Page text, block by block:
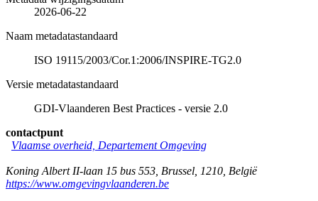
2026-06-22
Naam metadatastandaard
ISO 19115/2003/Cor.1:2006/INSPIRE-TG2.0
Versie metadatastandaard
GDI-Vlaanderen Best Practices - versie 2.0
contactpunt
Vlaamse overheid, Departement Omgeving
Koning Albert II-laan 15 bus 553 Brussel 1210 België
https://www.omgevingvlaanderen.be